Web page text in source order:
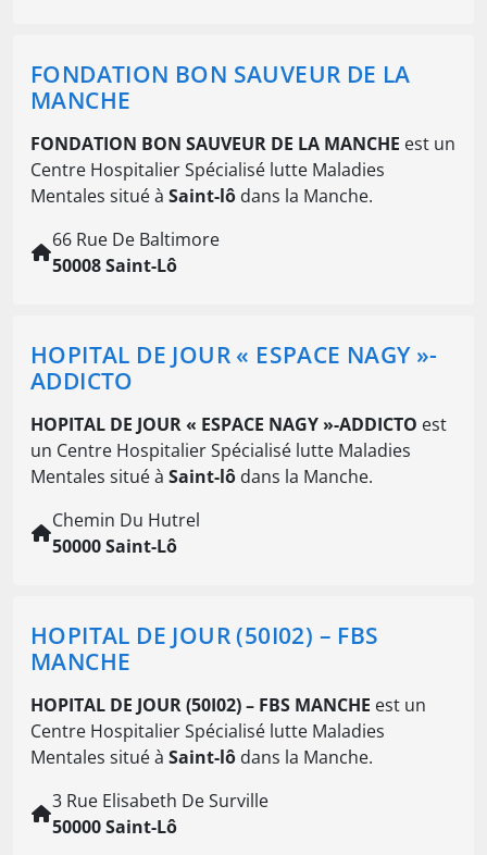
FONDATION BON SAUVEUR DE LA
MANCHE
FONDATION BON SAUVEUR DE LA MANCHE est un
Centre Hospitalier Spécialisé lutte Maladies
Mentales situé à Saint-lô dans la Manche.
66 Rue De Baltimore
50008 Saint-Lô
HOPITAL DE JOUR « ESPACE NAGY »-
ADDICTO
HOPITAL DE JOUR « ESPACE NAGY »-ADDICTO est
un Centre Hospitalier Spécialisé lutte Maladies
Mentales situé à Saint-lô dans la Manche.
Chemin Du Hutrel
50000 Saint-Lô
HOPITAL DE JOUR (50I02) – FBS
MANCHE
HOPITAL DE JOUR (50I02) – FBS MANCHE est un
Centre Hospitalier Spécialisé lutte Maladies
Mentales situé à Saint-lô dans la Manche.
3 Rue Elisabeth De Surville
50000 Saint-Lô